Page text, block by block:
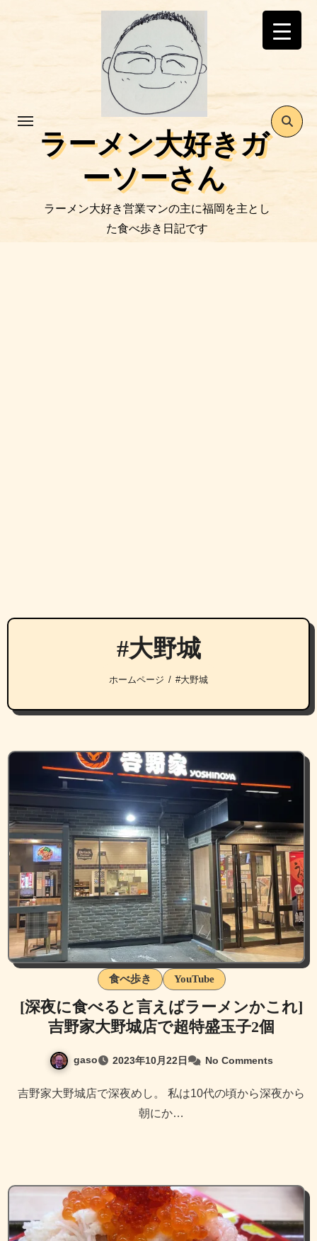
ラーメン大好きガ
ーソーさん
ラーメン大好き営業マンの主に福岡を主とし
た食べ歩き日記です
#大野城
ホームページ #大野城
食べ歩き YouTube
[深夜に食べると言えばラーメンかこれ]
吉野家大野城店で超特盛玉子2個
gaso 2023年10月22日 No Comments
吉野家大野城店で深夜めし。 私は10代の頃から深夜から
朝にか…